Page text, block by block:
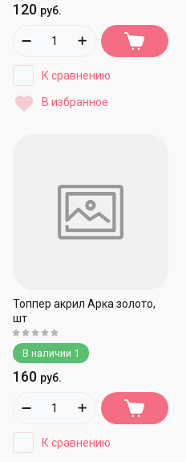
120 руб.
К сравнению
В избранное
Топпер акрил Арка золото,
шт
В наличии 1
160 руб.
К сравнению